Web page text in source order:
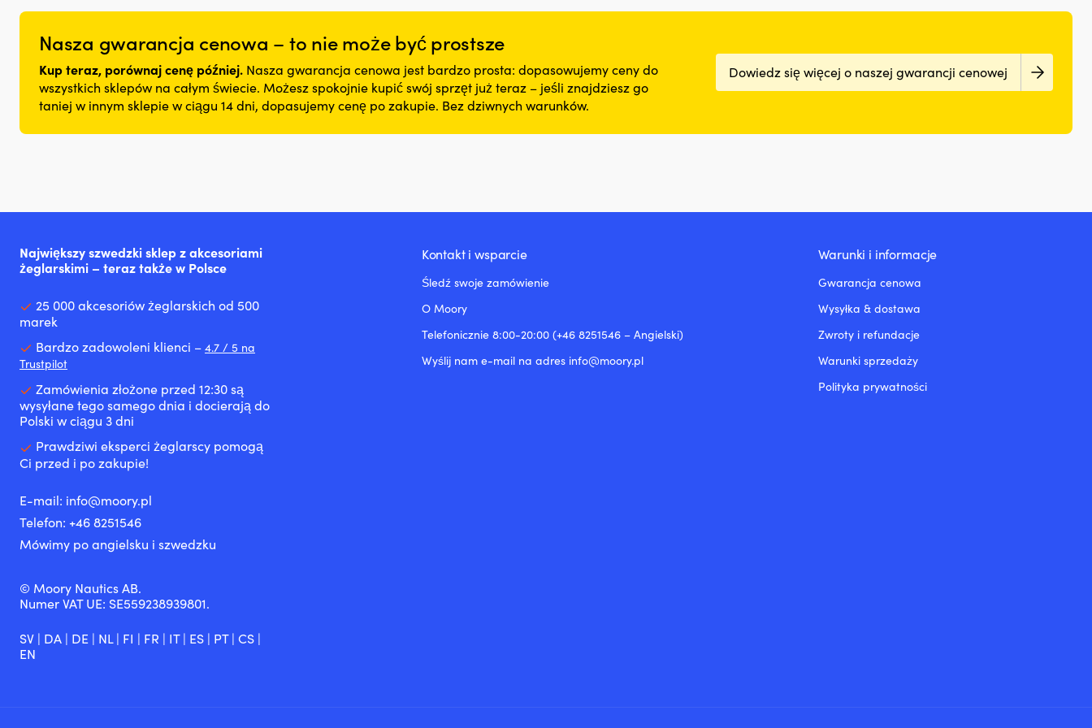
Nasza gwarancja cenowa – to nie może być prostsze
Kup teraz, porównaj cenę później. Nasza gwarancja cenowa jest bardzo prosta: dopasowujemy ceny do
wszystkich sklepów na całym świecie. Możesz spokojnie kupić swój sprzęt już teraz – jeśli znajdziesz go
taniej w innym sklepie w ciągu 14 dni, dopasujemy cenę po zakupie. Bez dziwnych warunków.
Dowiedz się więcej o naszej gwarancji cenowej
Największy szwedzki sklep z akcesoriami
żeglarskimi – teraz także w Polsce
25 000 akcesoriów żeglarskich od 500
marek
Bardzo zadowoleni klienci – 4.7 / 5 na
Trustpilot
Zamówienia złożone przed 12:30 są
wysyłane tego samego dnia i docierają do
Polski w ciągu 3 dni
Prawdziwi eksperci żeglarscy pomogą
Ci przed i po zakupie!
E-mail: info@moory.pl
Telefon: +46 8251546
Mówimy po angielsku i szwedzku
© Moory Nautics AB.
Numer VAT UE: SE559238939801.
SV | DA | DE | NL| FI | FR | IT| ES | PT| CS |
EN
Kontakt i wsparcie
Śledź swoje zamówienie
O Moory
Telefonicznie 8:00-20:00 (+46 8251546 – Angielski)
Wyślij nam e-mail na adres info@moory.pl
Warunki i informacje
Gwarancja cenowa
Wysyłka & dostawa
Zwroty i refundacje
Warunki sprzedaży
Polityka prywatności